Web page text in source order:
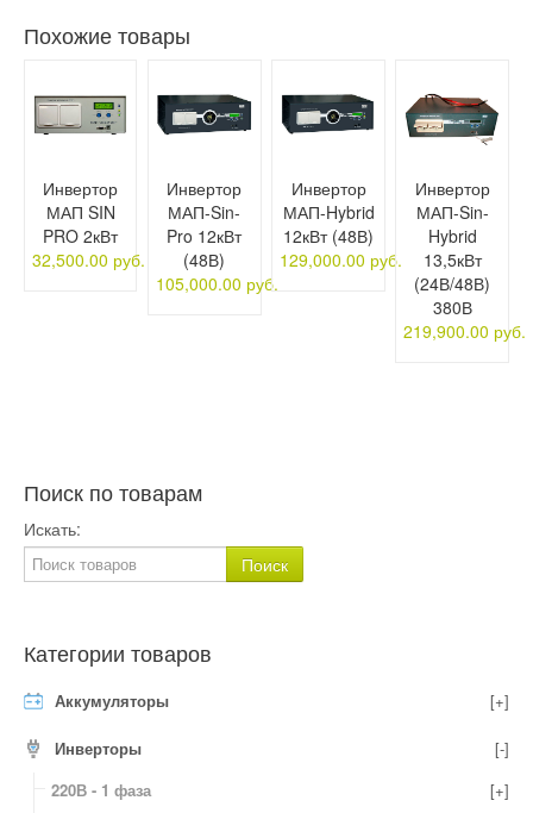
Похожие товары
Инвертор
МАП SIN
PRO 2кВт
32,500.00 руб.
Инвертор
МАП-Sin-
Pro 12кВт
(48В)
105,000.00 руб.
Инвертор
МАП-Hybrid
12кВт (48В)
129,000.00 руб.
Инвертор
МАП-Sin-
Hybrid
13,5кВт
(24В/48В)
380В
219,900.00 руб.
Поиск по товарам
Искать:
Категории товаров
Аккумуляторы [+]
Инверторы
[-]
220В - 1 фаза
[+]